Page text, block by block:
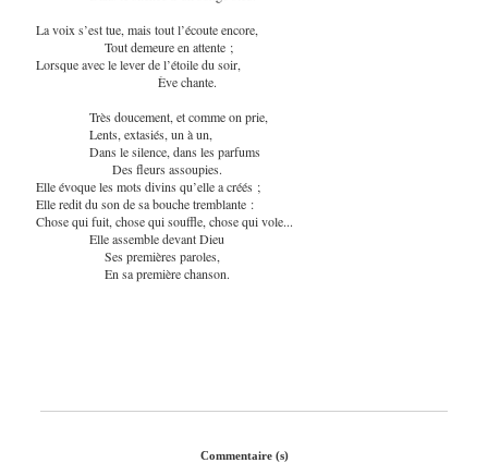
La voix s’est tue, mais tout l’écoute encore,
Tout demeure en attente ;
Lorsque avec le lever de l’étoile du soir,
Ève chante.
Très doucement, et comme on prie,
Lents, extasiés, un à un,
Dans le silence, dans les parfums
Des fleurs assoupies.
Elle évoque les mots divins qu’elle a créés ;
Elle redit du son de sa bouche tremblante :
Chose qui fuit, chose qui souffle, chose qui vole...
Elle assemble devant Dieu
Ses premières paroles,
En sa première chanson.
Commentaire (s)